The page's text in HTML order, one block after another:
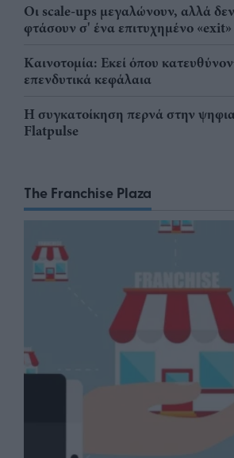
Οι scale-ups μεγαλώνουν, αλλά
φτάσουν σ' ένα επιτυχημένο «exit»
Καινοτομία: Εκεί όπου
επενδυτικά κεφάλαια
Η συγκατοίκηση περνά στην
Flatpulse
The Franchise Plaza